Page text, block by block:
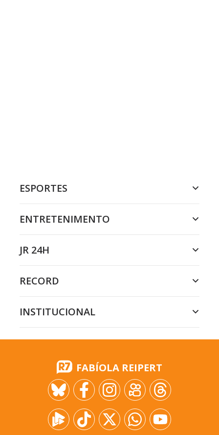
ESPORTES
ENTRETENIMENTO
JR 24H
RECORD
INSTITUCIONAL
FABÍOLA REIPERT